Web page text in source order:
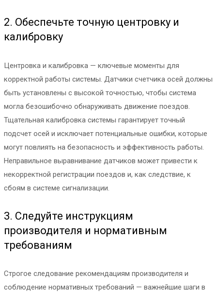
2. Обеспечьте точную центровку и
калибровку
Центровка и калибровка — ключевые моменты для
корректной работы системы. Датчики счетчика осей должны
быть установлены с высокой точностью, чтобы система
могла безошибочно обнаруживать движение поездов.
Тщательная калибровка системы гарантирует точный
подсчет осей и исключает потенциальные ошибки, которые
могут повлиять на безопасность и эффективность работы.
Неправильное выравнивание датчиков может привести к
некорректной регистрации поездов и, как следствие, к
сбоям в системе сигнализации.
3. Следуйте инструкциям
производителя и нормативным
требованиям
Строгое следование рекомендациям производителя и
соблюдение нормативных требований — важнейшие шаги в